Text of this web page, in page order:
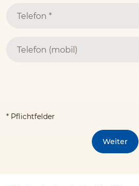
* Pflichtfelder
Weiter